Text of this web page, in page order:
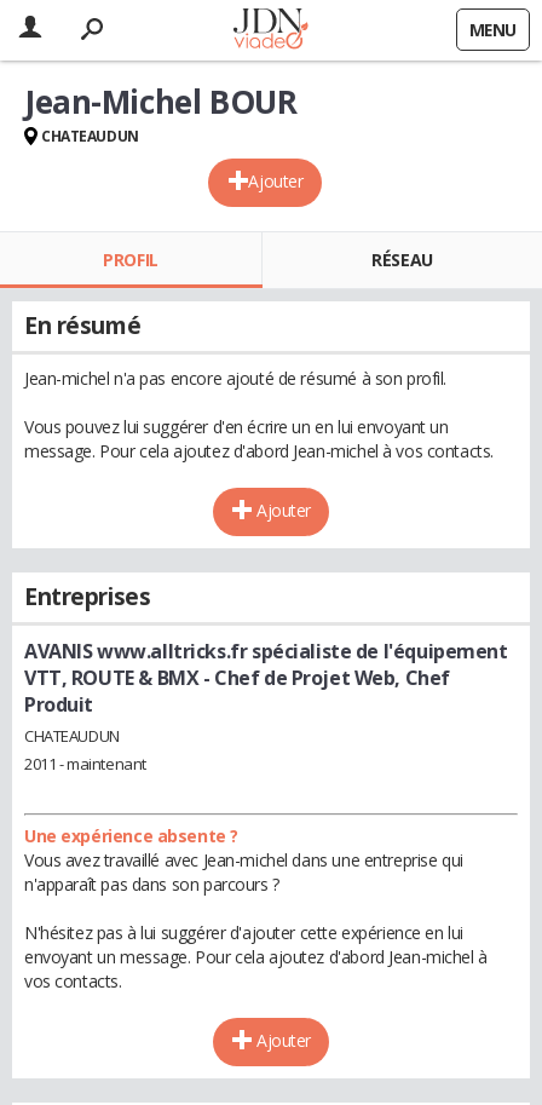
MENU
Ajouter
Jean-Michel BOUR
CHATEAUDUN
PROFIL RÉSEAU
En résumé
Jean-michel n'a pas encore ajouté de résumé à son profil.
Vous pouvez lui suggérer d'en écrire un en lui envoyant un
message. Pour cela ajoutez d'abord Jean-michel à vos contacts.
Ajouter
Entreprises
AVANIS www.alltricks.fr spécialiste de l'équipement
VTT, ROUTE & BMX- Chef de Projet Web, Chef
Produit
CHATEAUDUN
2011 - maintenant
Une expérience absente ?
Vous avez travaillé avec Jean-michel dans une entreprise qui
n'apparaît pas dans son parcours ?
N'hésitez pas à lui suggérer d'ajouter cette expérience en lui
envoyant un message. Pour cela ajoutez d'abord Jean-michel à
vos contacts.
Ajouter